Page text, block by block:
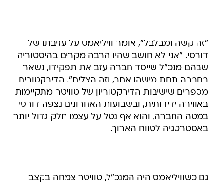
"זה קשה ומבלבל", אומר וויליאמס על עזיבתו של
דורסי. "אני לא חושב שהיו הרבה מקרים בהיסטוריה
שבהם מנכ"ל שייסד חברה עזב את תפקידו, נשאר
בחברה תחת מישהו אחר, וזה הצליח". הדירקטורים
מספרים שישיבות הדירקטוריון של טוויטר מתקיימות
באווירה ידידותית, ובשבועות האחרונים נצפה דורסי
במטה החברה, והוא אף נטל על עצמו חלק גדול יותר
באסטרטגיה לטווח הארוך.
גם כשוויליאמס היה המנכ"ל, טוויטר צמחה בקצב